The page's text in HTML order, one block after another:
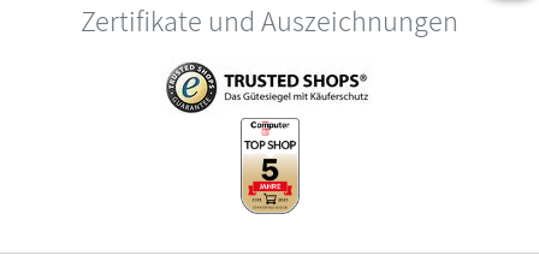
Zertifikate und Auszeichnungen